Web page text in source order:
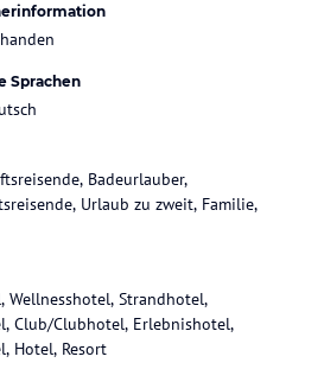
Sprachen
Badeurlauber,
Urlaub zu zweit, Familie,
Wellnesshotel, Strandhotel,
Club/Clubhotel, Erlebnishotel,
Hotel, Resort